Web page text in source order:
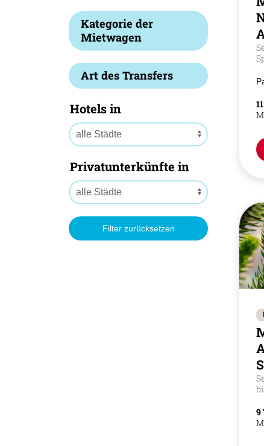
Kategorie der
Mietwagen
Art des Transfers
Hotels in
Privatunterkünfte in
Filter zurücksetzen
9